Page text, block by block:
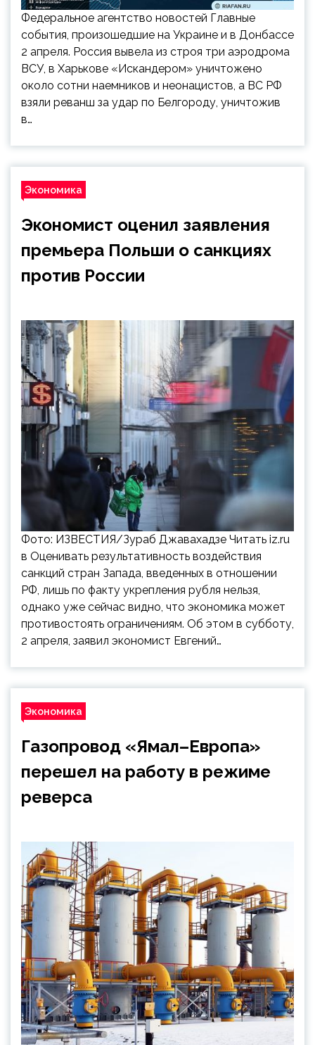
Федеральное агентство новостей Главные
события, произошедшие на Украине и в Донбассе
2 апреля. Россия вывела из строя три аэродрома
ВСУ, в Харькове «Искандером» уничтожено
около сотни наемников и неонацистов, а ВС РФ
взяли реванш за удар по Белгороду, уничтожив
в…
Экономика
Экономист оценил заявления
премьера Польши о санкциях
против России
Фото: ИЗВЕСТИЯ/Зураб Джавахадзе Читать iz.ru
в Оценивать результативность воздействия
санкций стран Запада, введенных в отношении
РФ, лишь по факту укрепления рубля нельзя,
однако уже сейчас видно, что экономика может
противостоять ограничениям. Об этом в субботу,
2 апреля, заявил экономист Евгений…
Экономика
Газопровод «Ямал–Европа»
перешел на работу в режиме
реверса